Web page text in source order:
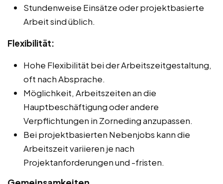
Stundenweise Einsätze oder projektbasierte
Arbeit sind üblich.
Flexibilität:
Hohe Flexibilität bei der Arbeitszeitgestaltung,
oft nach Absprache.
Möglichkeit, Arbeitszeiten an die
Hauptbeschäftigung oder andere
Verpflichtungen in Zorneding anzupassen.
Bei projektbasierten Nebenjobs kann die
Arbeitszeit variieren je nach
Projektanforderungen und -fristen.